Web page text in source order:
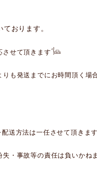
ております。
させて頂きます𓍄
りも発送までにお時間頂く
配送方法は一任させて頂きます
・事故等の責任は負いかねま